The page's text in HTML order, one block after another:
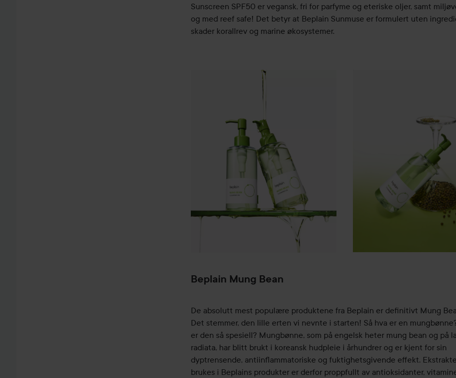
Sunscreen SPF50 er vegansk, fri for parfyme og eteriske oljer, samt
og med reef safe! Det betyr at Beplain Sunmuse er formulert uten
skader korallrev og marine økosystemer.
Beplain Mung Bean
De absolutt mest populære produktene fra Beplain er definitivt Mung
Det stemmer, den lille erten vi nevnte i starten! Så hva er en
er den så spesiell? Mungbønne, som på engelsk heter mung bean og på
radiata, har blitt brukt i koreansk hudpleie i århundrer og er kjent for sin
dyptrensende, antiinflammatoriske og fuktighetsgivende effekt.
brukes i Beplains produkter er derfor proppfullt av antioksidanter,